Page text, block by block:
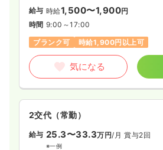
給与 時給1,500〜1,900円
時間 9:00～17:00
ブランク可
時給1,900円以上可
気になる
2交代（常勤）
給与 25.3〜33.3万円/月 賞与2回
※一例